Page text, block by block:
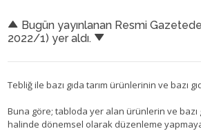
Bugün yayınlanan Resmi
2022/1) yer aldı.
Tebliğ ile bazı gıda tarım ürünlerinin ve bazı
Buna göre; tabloda yer alan ürünlerin ve bazı
halinde dönemsel olarak düzenleme